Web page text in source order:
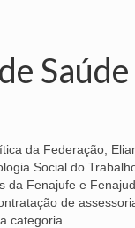
da Federação,
Social do
da Fenajufe e
de
categoria.